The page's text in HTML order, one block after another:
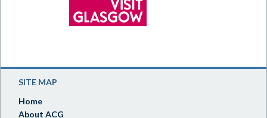
SITE MAP
Home
About ACG